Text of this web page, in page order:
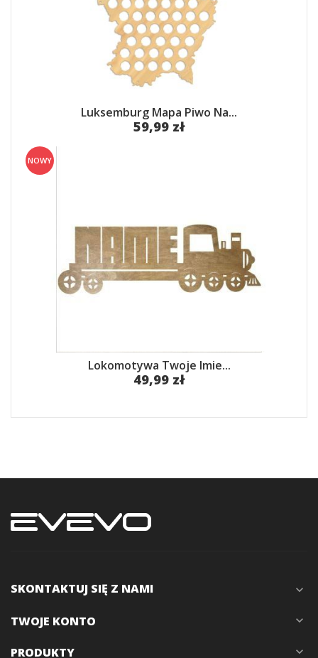
Luksemburg Mapa Piwo Na...
59,99 zł
Lokomotywa Twoje Imie...
49,99 zł
NOWY
SKONTAKTUJ SIĘ Z NAMI expand_more
TWOJE KONTO expand_more
PRODUKTY expand_more